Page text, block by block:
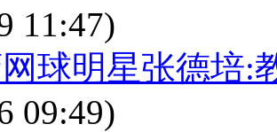
11:47)
球明星张德培:
09:49)